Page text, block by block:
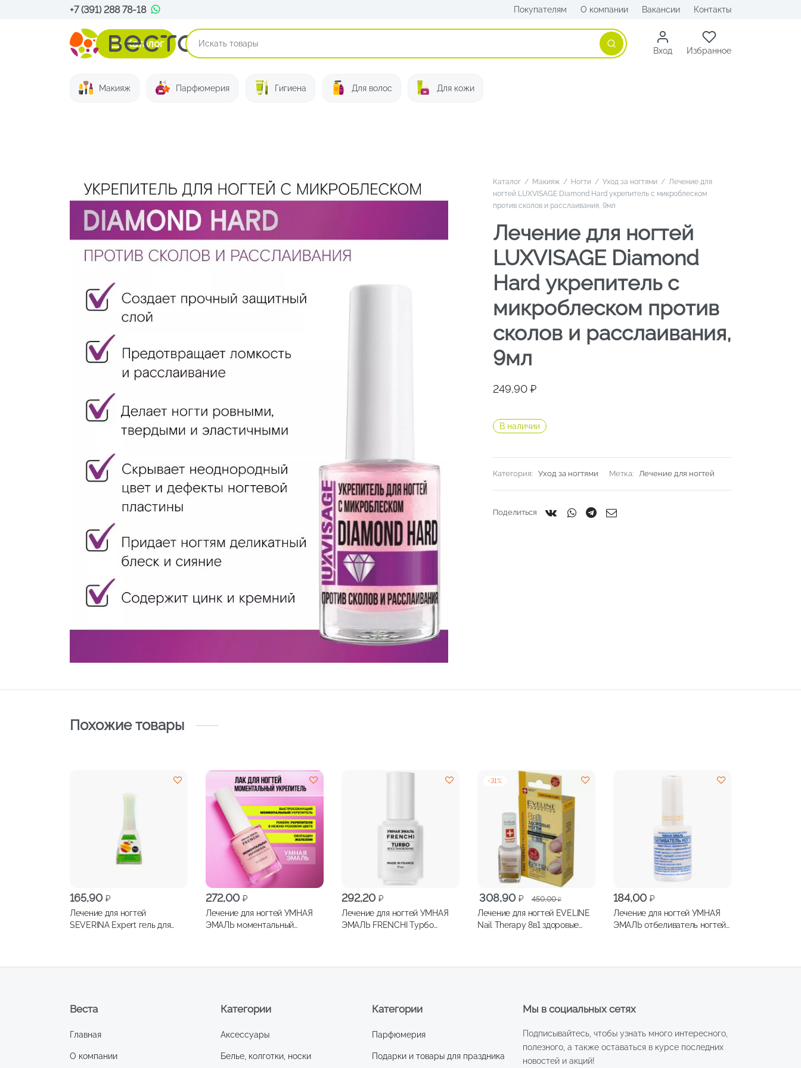
+7 (391) 288 78-18 Покупателям О компании Вакансии Контакты
Каталог
Поиск
Вход Избранное
Макияж Парфюмерия Гигиена Для волос Для кожи
Каталог / Макияж / Ногти / Уход за ногтями / Лечение для
ногтей LUXVISAGE Diamond Hard укрепитель с микроблеском
против сколов и расслаивания, 9мл
Лечение для ногтей
LUXVISAGE Diamond
Hard укрепитель с
микроблеском против
сколов и расслаивания,
9мл
249,90 ₽
В наличии
Категория: Уход за ногтями Метка: Лечение для ногтей
Поделиться
Похожие товары
165,90 ₽
Лечение для ногтей
SEVERINA Expert гель для
272,00 ₽
Лечение для ногтей УМНАЯ
ЭМАЛЬ моментальный
292,20 ₽
Лечение для ногтей УМНАЯ
ЭМАЛЬ FRENCHI Турбо
-31%
450,00₽
Первоначальная
цена
составляла
308,90 ₽
Текущая
цена:
308,90 ₽.
Лечение для ногтей EVELINE
Nail Therapy 8в1 здоровые
184,00 ₽
Лечение для ногтей УМНАЯ
ЭМАЛЬ отбеливатель ногтей
Мы в социальных сетях
Подписывайтесь, чтобы узнать много интересного,
полезного, а также оставаться в курсе последних
новостей и акций!
Категории
Аксессуары
Белье, колготки, носки
Категории
Парфюмерия
Подарки и товары для праздника
Веста
Главная
О компании